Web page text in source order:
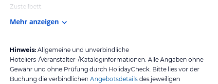
Zustellbett
Mehr anzeigen
Hinweis: Allgemeine und unverbindliche
Hoteliers-/Veranstalter-/Kataloginformationen. Alle Angaben ohne
Gewähr und ohne Prüfung durch HolidayCheck. Bitte lies vor der
Buchung die verbindlichen Angebotsdetails des jeweiligen